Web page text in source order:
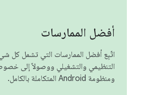
أفضل الممارسات
اتّبِع أفضل الممارسات التي تشمل كل
التنظيمي والتشغيلي ووصولاً إلى
ومنظومة Android المتكاملة بالكامل.